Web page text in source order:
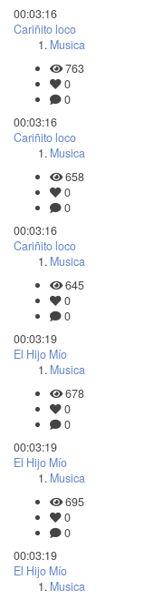
00:03:16
Cariñito loco
Musica
763
0
0
00:03:16
Cariñito loco
Musica
658
0
0
00:03:16
Cariñito loco
Musica
645
0
0
00:03:19
El Hijo Mío
Musica
678
0
0
00:03:19
El Hijo Mío
Musica
695
0
0
00:03:19
El Hijo Mío
Musica